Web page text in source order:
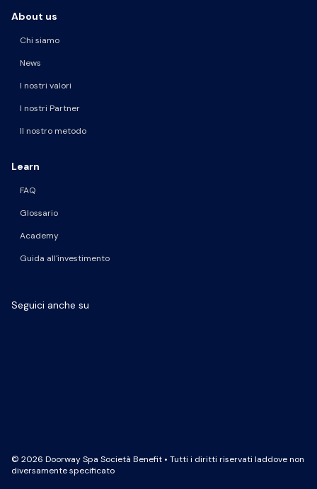
About us
Chi siamo
News
I nostri valori
I nostri Partner
Il nostro metodo
Learn
FAQ
Glossario
Academy
Guida all'investimento
Seguici anche su
© 2026 Doorway Spa Società Benefit • Tutti i diritti riservati laddove non
diversamente specificato